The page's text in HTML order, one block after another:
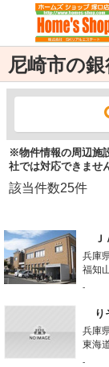
尼崎市の
※物件情報の周辺施
社では対応できませ
該当件数25件
兵庫
福知
-
り
兵庫
東海
-